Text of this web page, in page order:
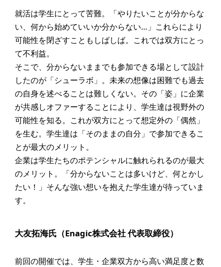
就活は学生にとって苦難。「やりたいことが分からな
い、何から始めていいか分からない…」これらにより
可能性を閉ざすこともしばしば。これでは双方にとっ
て不利益。
そこで、分からないままでも参加できる場として設計
したのが「シューラボ」。未来の想像は困難でも過去
の自身を述べることは難しくない。その「姿」に企業
が共感しオファーすることにより、学生達は視野外の
可能性を知る。これが双方にとって想定外の「偶然」
を生む。学生達は「そのままの自分」で参加できるこ
とが最大のメリット。
企業は学生たちのポテンシャルに触れられるのが最大
のメリット。「分からないことは多いけど、何とかし
たい！」そんな強い想いを抱えた学生達が待っていま
す。
大友拓海氏（Enagic株式会社 代表取締役）
前回の開催では、学生・企業双方から高い満足度と数